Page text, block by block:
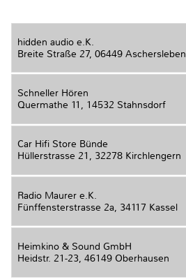
hidden audio e.K.
Breite Straße 27, 06449 Aschersleben
Schneller Hören
Quermathe 11, 14532 Stahnsdorf
Car Hifi Store Bünde
Hüllerstrasse 21, 32278 Kirchlengern
Radio Maurer e.K.
Fünffensterstrasse 2a, 34117 Kassel
Heimkino & Sound GmbH
Heidstr. 21-23, 46149 Oberhausen